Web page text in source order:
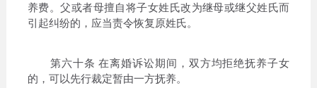
养费。父或者母擅自将子女姓氏改为继母或继父姓氏而
引起纠纷的，应当责令恢复原姓氏。
第六十条 在离婚诉讼期间，双方均拒绝抚养子女
的，可以先行裁定暂由一方抚养。